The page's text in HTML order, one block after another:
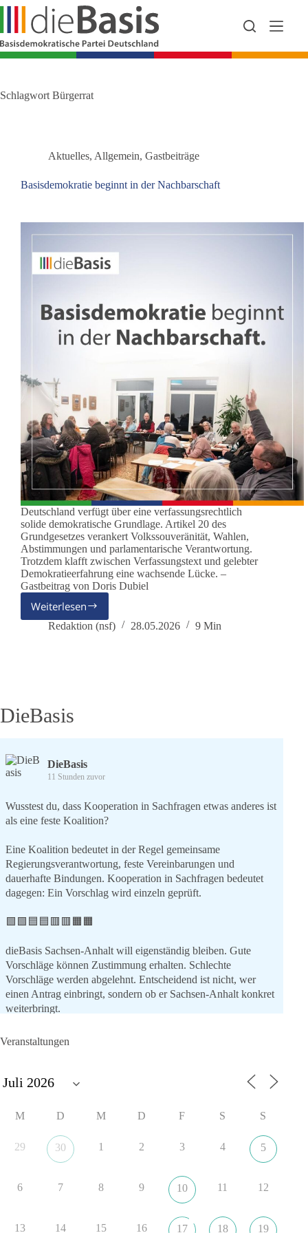
Zum
springen
Schlagwort Bürgerrat
Aktuelles, Allgemein, Gastbeiträge
Basisdemokratie beginnt in der Nachbarschaft
Deutschland verfügt über eine verfassungsrechtlich
solide demokratische Grundlage. Artikel 20 des
Grundgesetzes verankert Volkssouveränität, Wahlen,
Abstimmungen und parlamentarische Verantwortung.
Trotzdem klafft zwischen Verfassungstext und gelebter
Demokratieerfahrung eine wachsende Lücke. –
Gastbeitrag von Doris Dubiel
WeiterlesenBasisdemokratie
beginnt
Redaktion (nsf) 28.05.2026 9 Min
DieBasis
DieBasis
11 Stunden zuvor
Wusstest du, dass Kooperation in Sachfragen etwas anderes ist
als eine feste Koalition?
Eine Koalition bedeutet in der Regel gemeinsame
Regierungsverantwortung, feste Vereinbarungen und
dauerhafte Bindungen. Kooperation in Sachfragen bedeutet
dagegen: Ein Vorschlag wird einzeln geprüft.
🟩🟩🟦🟦🟥🟥🟧🟧
dieBasis Sachsen-Anhalt will eigenständig bleiben. Gute
Vorschläge können Zustimmung erhalten. Schlechte
Vorschläge werden abgelehnt. Entscheidend ist nicht, wer
einen Antrag einbringt, sondern ob er Sachsen-Anhalt konkret
weiterbringt.
Ablehnung. Keine politische Verschmelzung.
Entscheidungen? 👇
#dieBasis #SachsenAnhalt #Landtagswahl2026
#Kooperation
Veranstaltungen
M D M D F S S
29 30 1 2 3 4 5
6 7 8 9 10 11 12
13 14 15 16 17 18 19